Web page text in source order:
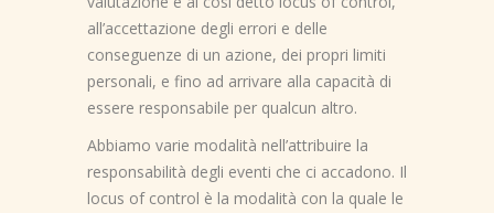
all’accettazione degli errori e delle
conseguenze di un azione, dei propri limiti
personali, e fino ad arrivare alla capacità di
essere responsabile per qualcun altro.
Abbiamo varie modalità nell’attribuire la
responsabilità degli eventi che ci accadono. Il
locus of control è la modalità con la quale le